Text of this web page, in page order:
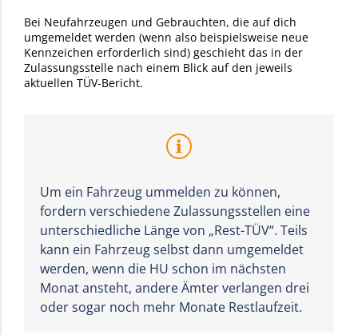
Bei Neufahrzeugen und Gebrauchten, die auf dich
umgemeldet werden (wenn also beispielsweise neue
Kennzeichen erforderlich sind) geschieht das in der
Zulassungsstelle nach einem Blick auf den jeweils
aktuellen TÜV-Bericht.
Um ein Fahrzeug ummelden zu können,
fordern verschiedene Zulassungsstellen eine
unterschiedliche Länge von „Rest-TÜV“. Teils
kann ein Fahrzeug selbst dann umgemeldet
werden, wenn die HU schon im nächsten
Monat ansteht, andere Ämter verlangen drei
oder sogar noch mehr Monate Restlaufzeit.